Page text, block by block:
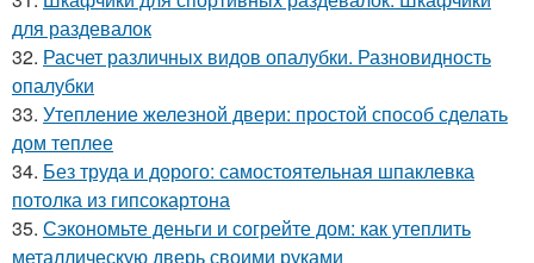
для раздевалок
32. Расчет различных видов опалубки. Разновидность
опалубки
33. Утепление железной двери: простой способ сделать
дом теплее
34. Без труда и дорого: самостоятельная шпаклевка
потолка из гипсокартона
35. Сэкономьте деньги и согрейте дом: как утеплить
металлическую дверь своими руками